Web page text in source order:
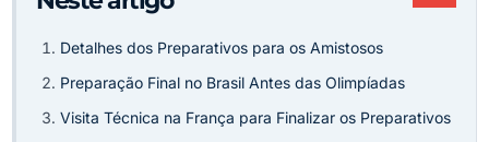
Detalhes dos Preparativos para os Amistosos
Preparação Final no Brasil Antes das Olimpíadas
Visita Técnica na França para Finalizar os Preparativos